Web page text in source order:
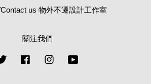
us 物外不遷設計工作室
關注我們
Twitter FacebookInstagram